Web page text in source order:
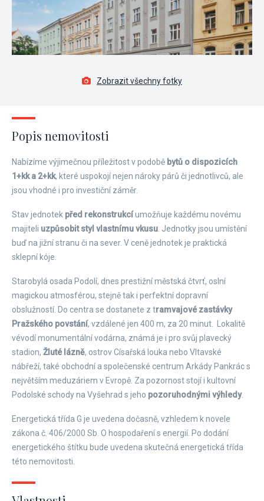
Zobrazit všechny fotky
Popis nemovitosti
Nabízíme výjimečnou příležitost v podobě bytů o dispozicích
1+kk a 2+kk, které uspokojí nejen nároky párů či jednotlivců, ale
jsou vhodné i pro investiční záměr.
Stav jednotek před rekonstrukcíumožňuje každému novému
majiteli uzpůsobit styl vlastnímu vkusu . Jednotky jsou umístění
buď na jižní stranu či na sever. V ceně jednotek je praktická
sklepní kóje.
Starobylá osada Podolí, dnes prestižní městská čtvrť, oslní
magickou atmosférou, stejně tak i perfektní dopravní
obslužností. Do centra se dostanete z tramvajové zastávky
Pražského povstání, vzdálené jen 400 m, za 20 minut. Lokalitě
vévodí monumentální vodárna, známá je i pro svůj plavecký
stadion, Žluté lázně, ostrov Císařská louka nebo Vltavské
nábřeží, také obchodní a společenské centrum Arkády Pankrác s
největším meduzáriem v Evropě. Za pozornost stojí i kultovní
Podolské schody na Vyšehrad s jeho pozoruhodnými výhledy.
Energetická třída G je uvedena dočasně, vzhledem k novele
zákona č. 406/2000 Sb. O hospodaření s energií. Po dodání
energetického štítku bude uvedena skutečná energetická třída
této nemovitosti.